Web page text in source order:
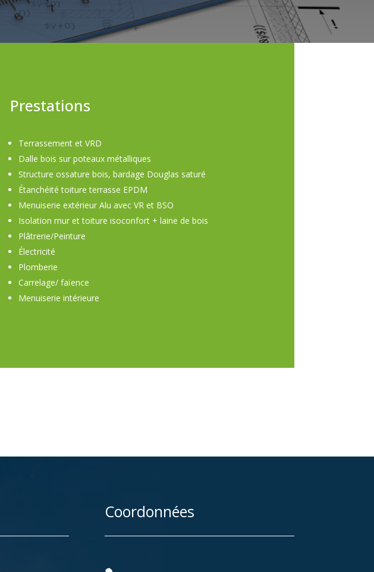
Prestations
Terrassement et VRD
Dalle bois sur poteaux métalliques
Structure ossature bois, bardage Douglas saturé
Étanchéité toiture terrasse EPDM
Menuiserie extérieur Alu avec VR et BSO
Isolation mur et toiture isoconfort + laine de bois
Plâtrerie/Peinture
Électricité
Plomberie
Carrelage/ faïence
Menuiserie intérieure
Coordonnées